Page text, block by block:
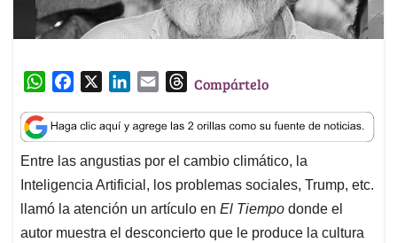
W
a
t
s
A
p
p
c
e
b
o
o
k
n
k
e
d
I
n
a
i
l
T
r
e
a
d
s
Compártelo
Entre las angustias por el cambio climático, la
Inteligencia Artificial, los problemas sociales, Trump, etc.
llamó la atención un artículo en El Tiempo donde el
autor muestra el desconcierto que le produce la cultura